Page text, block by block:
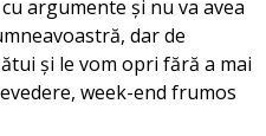
argumente și nu va avea
dar de
și le vom opri fără a mai
week-end frumos